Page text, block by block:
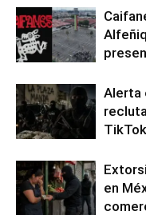
Alerta
en